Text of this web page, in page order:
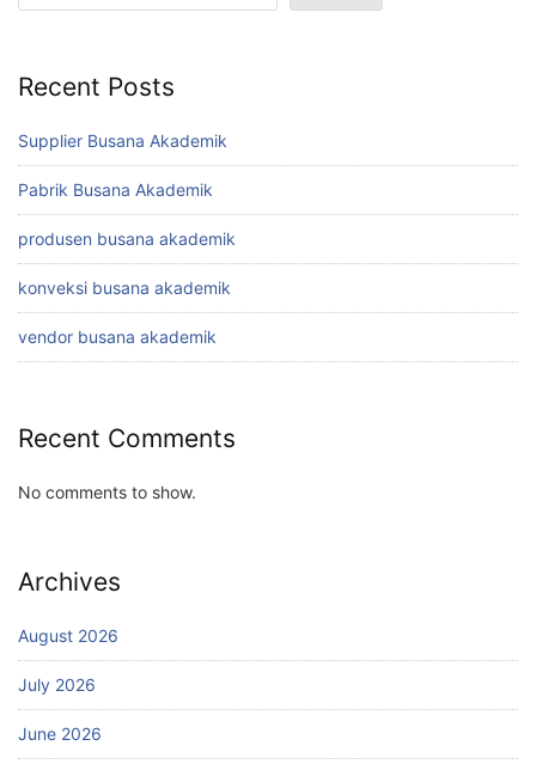
Recent Posts
Supplier Busana Akademik
Pabrik Busana Akademik
produsen busana akademik
konveksi busana akademik
vendor busana akademik
Recent Comments
No comments to show.
Archives
August 2026
July 2026
June 2026